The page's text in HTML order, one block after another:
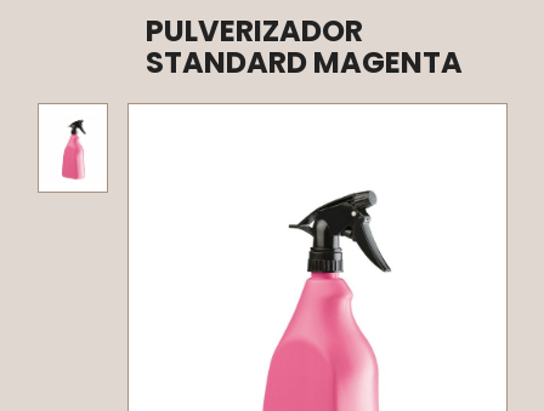
PULVERIZADOR
STANDARD MAGENTA